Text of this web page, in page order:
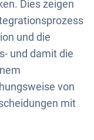
Dies zeigen
und die
und damit die
von
mit